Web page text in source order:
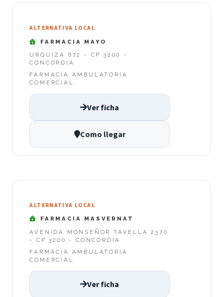
ALTERNATIVA LOCAL
FARMACIA MAYO
URQUIZA 672 - CP 3200 -
CONCORDIA
FARMACIA AMBULATORIA
COMERCIAL
Ver ficha
Como llegar
ALTERNATIVA LOCAL
FARMACIA MASVERNAT
AVENIDA MONSEÑOR TAVELLA 2370
- CP 3200 - CONCORDIA
FARMACIA AMBULATORIA
COMERCIAL
Ver ficha